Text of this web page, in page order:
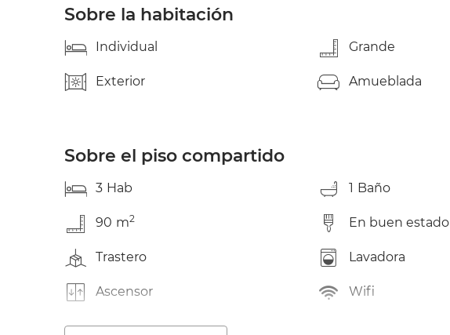
Sobre la habitación
Individual Grande
Exterior Amueblada
Sobre el piso compartido
3 Hab 1 Baño
90 m2 En buen estado
Trastero Lavadora
Ascensor Wifi
TV